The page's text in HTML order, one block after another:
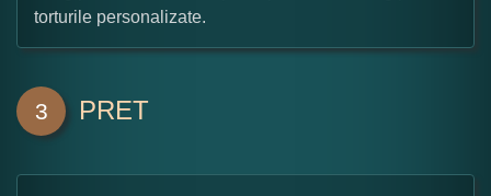
torturile personalizate.
3 PRET